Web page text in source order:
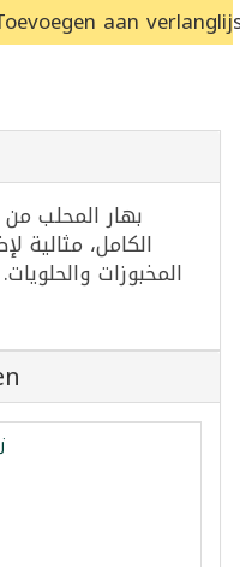
aan
الكامل،
المخبوزات